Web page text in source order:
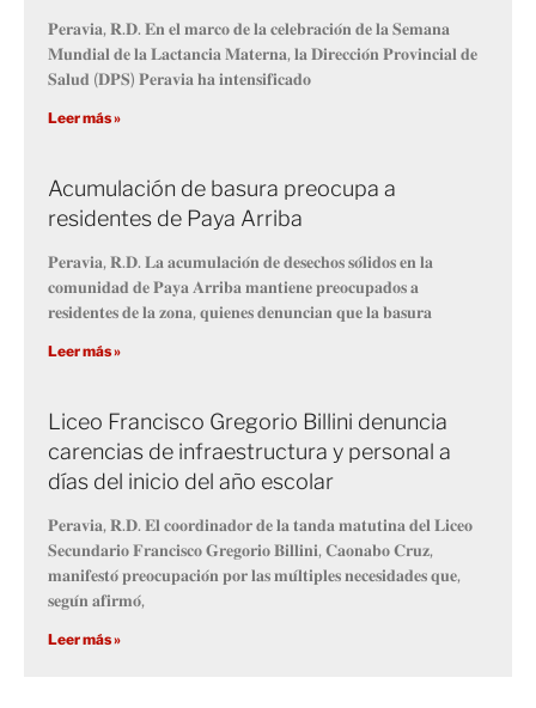
𝐏𝐞𝐫𝐚𝐯𝐢𝐚, 𝐑.𝐃. 𝐄𝐧 𝐞𝐥 𝐦𝐚𝐫𝐜𝐨 𝐝𝐞 𝐥𝐚 𝐜𝐞𝐥𝐞𝐛𝐫𝐚𝐜𝐢𝐨́𝐧 𝐝𝐞 𝐥𝐚 𝐒𝐞𝐦𝐚𝐧𝐚
𝐌𝐮𝐧𝐝𝐢𝐚𝐥 𝐝𝐞 𝐥𝐚 𝐋𝐚𝐜𝐭𝐚𝐧𝐜𝐢𝐚 𝐌𝐚𝐭𝐞𝐫𝐧𝐚, 𝐥𝐚 𝐃𝐢𝐫𝐞𝐜𝐜𝐢𝐨́𝐧 𝐏𝐫𝐨𝐯𝐢𝐧𝐜𝐢𝐚𝐥 𝐝𝐞
𝐒𝐚𝐥𝐮𝐝 (𝐃𝐏𝐒) 𝐏𝐞𝐫𝐚𝐯𝐢𝐚 𝐡𝐚 𝐢𝐧𝐭𝐞𝐧𝐬𝐢𝐟𝐢𝐜𝐚𝐝𝐨
Leer más »
Acumulación de basura preocupa a
residentes de Paya Arriba
𝐏𝐞𝐫𝐚𝐯𝐢𝐚, 𝐑.𝐃. 𝐋𝐚 𝐚𝐜𝐮𝐦𝐮𝐥𝐚𝐜𝐢𝐨́𝐧 𝐝𝐞 𝐝𝐞𝐬𝐞𝐜𝐡𝐨𝐬 𝐬𝐨́𝐥𝐢𝐝𝐨𝐬 𝐞𝐧 𝐥𝐚
𝐜𝐨𝐦𝐮𝐧𝐢𝐝𝐚𝐝 𝐝𝐞 𝐏𝐚𝐲𝐚 𝐀𝐫𝐫𝐢𝐛𝐚 𝐦𝐚𝐧𝐭𝐢𝐞𝐧𝐞 𝐩𝐫𝐞𝐨𝐜𝐮𝐩𝐚𝐝𝐨𝐬 𝐚
𝐫𝐞𝐬𝐢𝐝𝐞𝐧𝐭𝐞𝐬 𝐝𝐞 𝐥𝐚 𝐳𝐨𝐧𝐚, 𝐪𝐮𝐢𝐞𝐧𝐞𝐬 𝐝𝐞𝐧𝐮𝐧𝐜𝐢𝐚𝐧 𝐪𝐮𝐞 𝐥𝐚 𝐛𝐚𝐬𝐮𝐫𝐚
Leer más »
Liceo Francisco Gregorio Billini denuncia
carencias de infraestructura y personal a
días del inicio del año escolar
𝐏𝐞𝐫𝐚𝐯𝐢𝐚, 𝐑.𝐃. 𝐄𝐥 𝐜𝐨𝐨𝐫𝐝𝐢𝐧𝐚𝐝𝐨𝐫 𝐝𝐞 𝐥𝐚 𝐭𝐚𝐧𝐝𝐚 𝐦𝐚𝐭𝐮𝐭𝐢𝐧𝐚 𝐝𝐞𝐥 𝐋𝐢𝐜𝐞𝐨
𝐒𝐞𝐜𝐮𝐧𝐝𝐚𝐫𝐢𝐨 𝐅𝐫𝐚𝐧𝐜𝐢𝐬𝐜𝐨 𝐆𝐫𝐞𝐠𝐨𝐫𝐢𝐨 𝐁𝐢𝐥𝐥𝐢𝐧𝐢, 𝐂𝐚𝐨𝐧𝐚𝐛𝐨 𝐂𝐫𝐮𝐳,
𝐦𝐚𝐧𝐢𝐟𝐞𝐬𝐭𝐨́ 𝐩𝐫𝐞𝐨𝐜𝐮𝐩𝐚𝐜𝐢𝐨́𝐧 𝐩𝐨𝐫 𝐥𝐚𝐬 𝐦𝐮́𝐥𝐭𝐢𝐩𝐥𝐞𝐬 𝐧𝐞𝐜𝐞𝐬𝐢𝐝𝐚𝐝𝐞𝐬 𝐪𝐮𝐞,
𝐬𝐞𝐠𝐮́𝐧 𝐚𝐟𝐢𝐫𝐦𝐨́,
Leer más »